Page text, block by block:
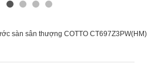
sàn sân thượng COTTO CT697Z3PW(HM)